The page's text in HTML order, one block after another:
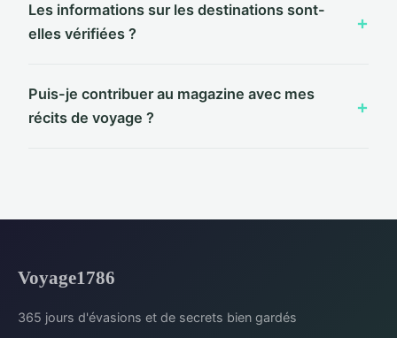
Les informations sur les destinations sont-
elles vérifiées ?
Puis-je contribuer au magazine avec mes
récits de voyage ?
Voyage1786
365 jours d'évasions et de secrets bien gardés